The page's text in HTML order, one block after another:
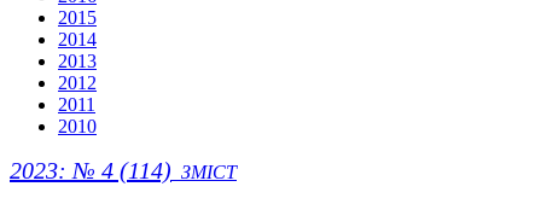
2015
2014
2013
2012
2011
2010
2023: № 4 (114) ЗМІСТ